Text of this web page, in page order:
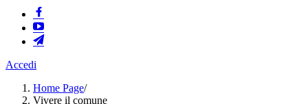
Accedi
Home Page/
Vivere il comune